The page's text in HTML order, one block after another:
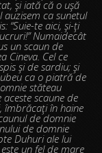
şi iată că o uşă
auzisem ca sunetul
“Suie-te aici, şi-ţi
Numaidecât
un scaun de
Cineva. Cel ce
şi de sardiu; şi
ca o piatră de
stăteau
scaune de
îmbrăcaţi în haine
de domnie
de domnie
Duhuri ale lui
un fel de mare